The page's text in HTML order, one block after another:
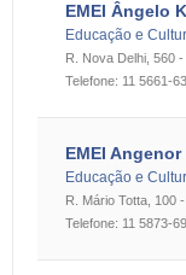
EMEI Ângelo
Educação e
R. Nova Delhi, 560
Telefone: 11 5661-
EMEI
Educação e
R. Mário Totta, 100
Telefone: 11 5873-